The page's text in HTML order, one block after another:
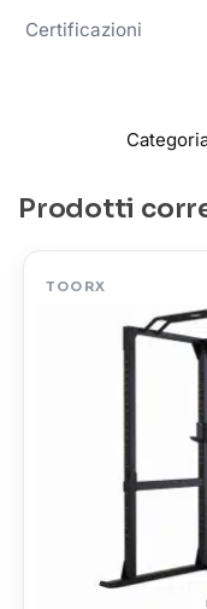
Certificazioni
Prodotti
TOORX